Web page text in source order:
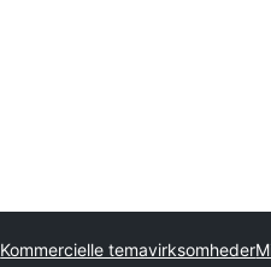
Kommercielle temavirksomheder